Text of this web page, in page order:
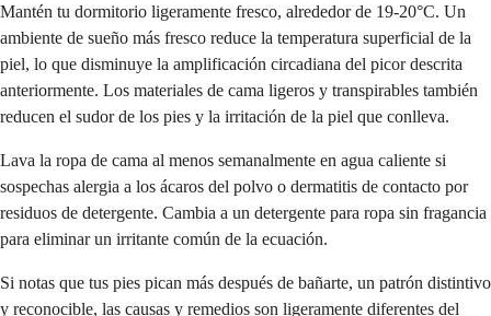
Mantén tu dormitorio ligeramente fresco, alrededor de 19-20°C. Un
ambiente de sueño más fresco reduce la temperatura superficial de la
piel, lo que disminuye la amplificación circadiana del picor descrita
anteriormente. Los materiales de cama ligeros y transpirables también
reducen el sudor de los pies y la irritación de la piel que conlleva.
Lava la ropa de cama al menos semanalmente en agua caliente si
sospechas alergia a los ácaros del polvo o dermatitis de contacto por
residuos de detergente. Cambia a un detergente para ropa sin fragancia
para eliminar un irritante común de la ecuación.
Si notas que tus pies pican más después de bañarte, un patrón distintivo
y reconocible, las causas y remedios son ligeramente diferentes del